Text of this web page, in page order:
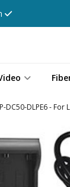
DC50-DLPE6 - For